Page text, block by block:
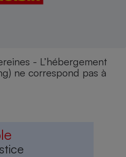
- L’hébergement
ne correspond pas à